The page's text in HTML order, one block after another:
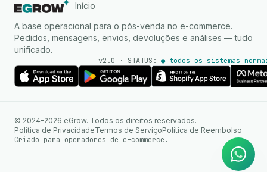
Início
A base operacional para o pós-venda no e-commerce.
Pedidos, mensagens, envios, devoluções e análises — tudo
unificado.
v2.0 · STATUS: ● todos os sistemas
© 2024-2026 eGrow. Todos os direitos reservados.
Política de PrivacidadeTermos de ServiçoPolítica de Reembolso
Criado para operadores de e-commerce.
WhatsApp